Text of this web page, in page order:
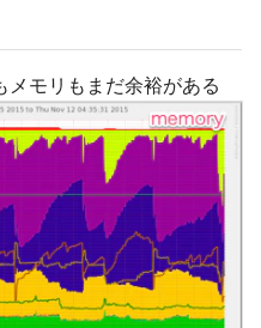
メモリもまだ余裕がある